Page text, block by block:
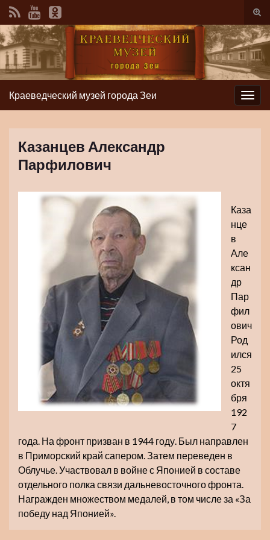
Вкл/
Вкл/
выкл
Краеведческий музей города Зеи
Казанцев Александр
Парфилович
Каза
нце
в
Але
ксан
др
Пар
фил
ович
Род
ился
25
октя
бря
192
7
года. На фронт призван в 1944 году. Был направлен
в Приморский край сапером. Затем переведен в
Облучье. Участвовал в войне с Японией в составе
отдельного полка связи дальневосточного фронта.
Награжден множеством медалей, в том числе за «За
победу над Японией».